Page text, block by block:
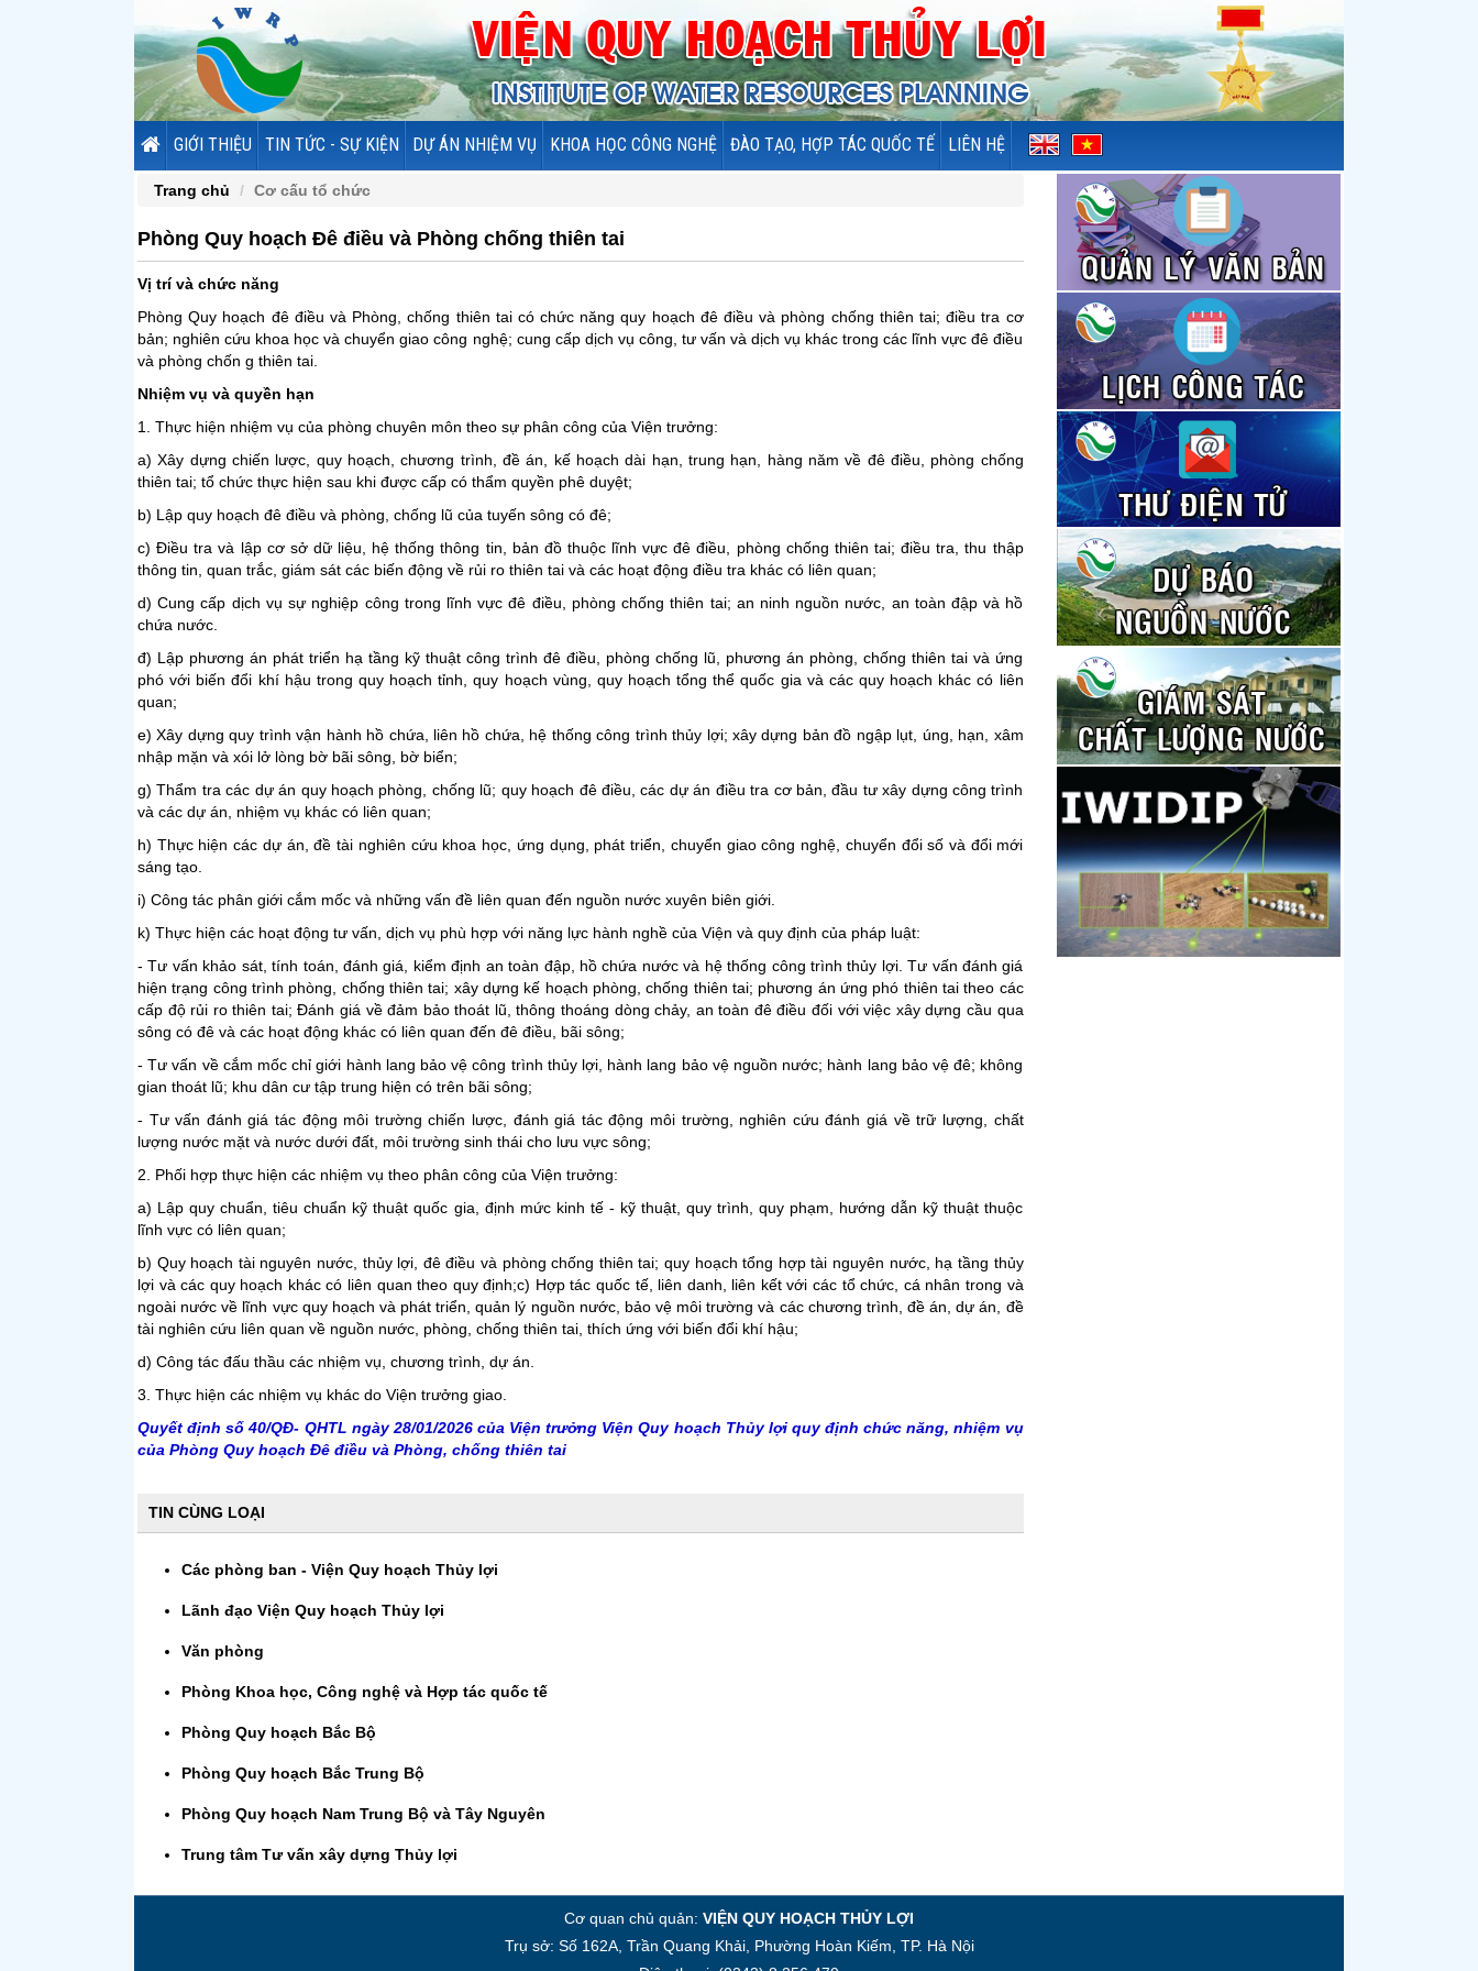
GIỚI THIỆU TIN TỨC - SỰ KIỆN DỰ ÁN NHIỆM VỤ KHOA HỌC CÔNG NGHỆ ĐÀO TẠO, HỢP TÁC QUỐC TẾ LIÊN HỆ
Trang chủ Cơ cấu tổ chức
Phòng Quy hoạch Đê điều và Phòng chống thiên tai
Vị trí và chức năng
Phòng Quy hoạch đê điều và Phòng, chống thiên tai có chức năng quy hoạch đê điều và phòng chống thiên tai; điều tra cơ
bản; nghiên cứu khoa học và chuyển giao công nghệ; cung cấp dịch vụ công, tư vấn và dịch vụ khác trong các lĩnh vực đê điều
và phòng chốn g thiên tai.
Nhiệm vụ và quyền hạn
1. Thực hiện nhiệm vụ của phòng chuyên môn theo sự phân công của Viện trưởng:
a) Xây dựng chiến lược, quy hoạch, chương trình, đề án, kế hoạch dài hạn, trung hạn, hàng năm về đê điều, phòng chống
thiên tai; tổ chức thực hiện sau khi được cấp có thẩm quyền phê duyệt;
b) Lập quy hoạch đê điều và phòng, chống lũ của tuyến sông có đê;
c) Điều tra và lập cơ sở dữ liệu, hệ thống thông tin, bản đồ thuộc lĩnh vực đê điều, phòng chống thiên tai; điều tra, thu thập
thông tin, quan trắc, giám sát các biến động về rủi ro thiên tai và các hoạt động điều tra khác có liên quan;
d) Cung cấp dịch vụ sự nghiệp công trong lĩnh vực đê điều, phòng chống thiên tai; an ninh nguồn nước, an toàn đập và hồ
chứa nước.
đ) Lập phương án phát triển hạ tầng kỹ thuật công trình đê điều, phòng chống lũ, phương án phòng, chống thiên tai và ứng
phó với biến đổi khí hậu trong quy hoạch tỉnh, quy hoạch vùng, quy hoạch tổng thể quốc gia và các quy hoạch khác có liên
quan;
e) Xây dựng quy trình vận hành hồ chứa, liên hồ chứa, hệ thống công trình thủy lợi; xây dựng bản đồ ngập lụt, úng, hạn, xâm
nhập mặn và xói lở lòng bờ bãi sông, bờ biển;
g) Thẩm tra các dự án quy hoạch phòng, chống lũ; quy hoạch đê điều, các dự án điều tra cơ bản, đầu tư xây dựng công trình
và các dự án, nhiệm vụ khác có liên quan;
h) Thực hiện các dự án, đề tài nghiên cứu khoa học, ứng dụng, phát triển, chuyển giao công nghệ, chuyển đổi số và đổi mới
sáng tạo.
i) Công tác phân giới cắm mốc và những vấn đề liên quan đến nguồn nước xuyên biên giới.
k) Thực hiện các hoạt động tư vấn, dịch vụ phù hợp với năng lực hành nghề của Viện và quy định của pháp luật:
- Tư vấn khảo sát, tính toán, đánh giá, kiểm định an toàn đập, hồ chứa nước và hệ thống công trình thủy lợi. Tư vấn đánh giá
hiện trạng công trình phòng, chống thiên tai; xây dựng kế hoạch phòng, chống thiên tai; phương án ứng phó thiên tai theo các
cấp độ rủi ro thiên tai; Đánh giá về đảm bảo thoát lũ, thông thoáng dòng chảy, an toàn đê điều đối với việc xây dựng cầu qua
sông có đê và các hoạt động khác có liên quan đến đê điều, bãi sông;
- Tư vấn về cắm mốc chỉ giới hành lang bảo vệ công trình thủy lợi, hành lang bảo vệ nguồn nước; hành lang bảo vệ đê; không
gian thoát lũ; khu dân cư tập trung hiện có trên bãi sông;
- Tư vấn đánh giá tác động môi trường chiến lược, đánh giá tác động môi trường, nghiên cứu đánh giá về trữ lượng, chất
lượng nước mặt và nước dưới đất, môi trường sinh thái cho lưu vực sông;
2. Phối hợp thực hiện các nhiệm vụ theo phân công của Viện trưởng:
a) Lập quy chuẩn, tiêu chuẩn kỹ thuật quốc gia, định mức kinh tế - kỹ thuật, quy trình, quy phạm, hướng dẫn kỹ thuật thuộc
lĩnh vực có liên quan;
b) Quy hoạch tài nguyên nước, thủy lợi, đê điều và phòng chống thiên tai; quy hoạch tổng hợp tài nguyên nước, hạ tầng thủy
lợi và các quy hoạch khác có liên quan theo quy định;c) Hợp tác quốc tế, liên danh, liên kết với các tổ chức, cá nhân trong và
ngoài nước về lĩnh vực quy hoạch và phát triển, quản lý nguồn nước, bảo vệ môi trường và các chương trình, đề án, dự án, đề
tài nghiên cứu liên quan về nguồn nước, phòng, chống thiên tai, thích ứng với biến đổi khí hậu;
d) Công tác đấu thầu các nhiệm vụ, chương trình, dự án.
3. Thực hiện các nhiệm vụ khác do Viện trưởng giao.
Quyết định số 40/QĐ- QHTL ngày 28/01/2026 của Viện trưởng Viện Quy hoạch Thủy lợi quy định chức năng, nhiệm vụ
của Phòng Quy hoạch Đê điều và Phòng, chống thiên tai
TIN CÙNG LOẠI
Các phòng ban - Viện Quy hoạch Thủy lợi
Lãnh đạo Viện Quy hoạch Thủy lợi
Văn phòng
Phòng Khoa học, Công nghệ và Hợp tác quốc tế
Phòng Quy hoạch Bắc Bộ
Phòng Quy hoạch Bắc Trung Bộ
Phòng Quy hoạch Nam Trung Bộ và Tây Nguyên
Trung tâm Tư vấn xây dựng Thủy lợi
Cơ quan chủ quản: VIỆN QUY HOẠCH THỦY LỢI
Trụ sở: Số 162A, Trần Quang Khải, Phường Hoàn Kiếm, TP. Hà Nội